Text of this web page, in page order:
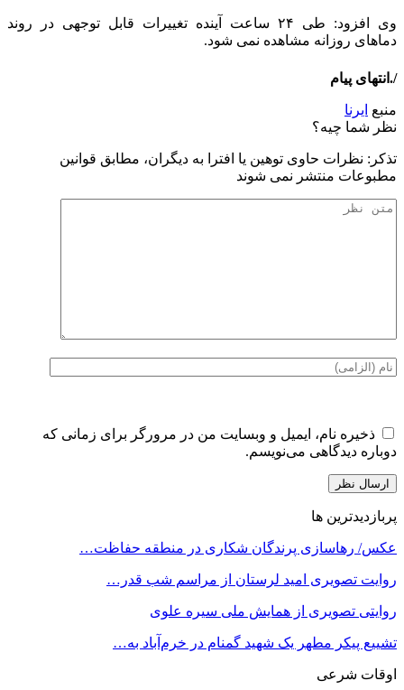
وی افزود: طی ۲۴ ساعت آینده تغییرات قابل توجهی در روند
دماهای روزانه مشاهده نمی شود.
/.انتهای پیام
منبع ایرنا
نظر شما چیه؟
تذكر: نظرات حاوی توهين يا افترا به ديگران، مطابق قوانين
مطبوعات منتشر نمی شوند
ذخیره نام، ایمیل و وبسایت من در مرورگر برای زمانی که
دوباره دیدگاهی می‌نویسم.
پربازدیدترین ها
عکس/ رهاسازی پرندگان شکاری در منطقه حفاظت…
روایت تصویری امید لرستان از مراسم شب قدر…
روایتی تصویری از همایش ملی سیره علوی
تشییع پیکر مطهر یک شهید گمنام در خرم‌آباد به…
اوقات شرعی